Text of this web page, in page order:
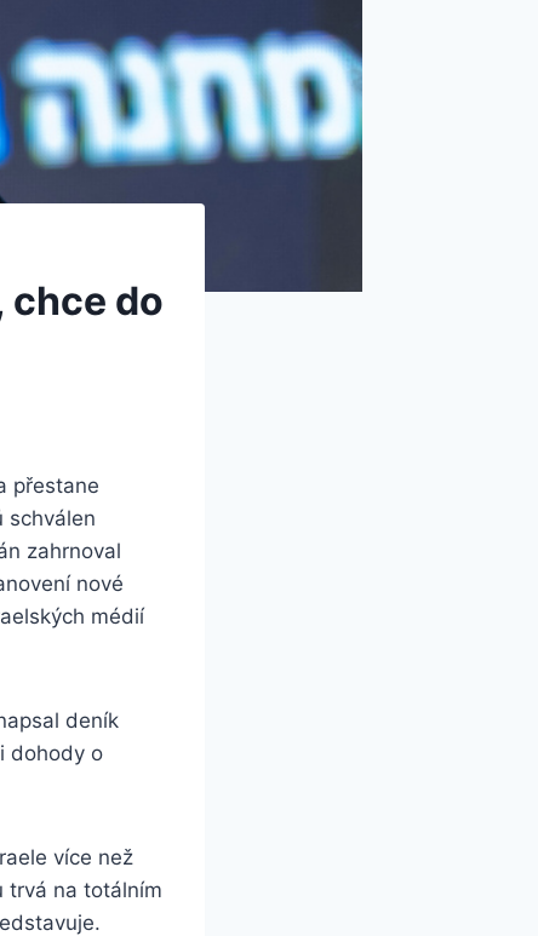
chce do
přestane
schválen
zahrnoval
nové
médií
deník
dohody o
více než
trvá na totálním